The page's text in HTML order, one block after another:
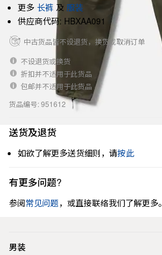
更多 长裤 及 服装
供应商代码: HBXAA091
中古货品皆不设退货，换货或取消订单
不设退货或换货
折扣并不适用于此货品
包邮并不适用于此货品
货品编号: 951612
送货及退货
如欲了解更多送货细则，请按此
有更多问题?
参阅常见问题，或直接联络我们了解更多。
男装